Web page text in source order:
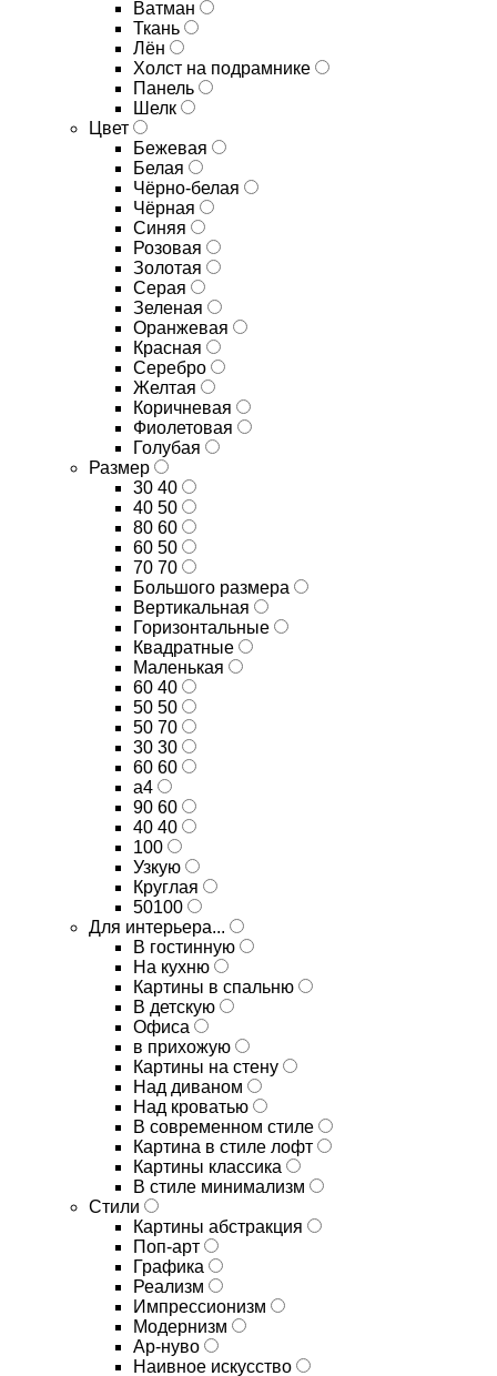
Ватман
Ткань
Лён
Холст на подрамнике
Панель
Шелк
Цвет
Бежевая
Белая
Чёрно-белая
Чёрная
Синяя
Розовая
Золотая
Серая
Зеленая
Оранжевая
Красная
Серебро
Желтая
Коричневая
Фиолетовая
Голубая
Размер
30 40
40 50
80 60
60 50
70 70
Большого размера
Вертикальная
Горизонтальные
Квадратные
Маленькая
60 40
50 50
50 70
30 30
60 60
а4
90 60
40 40
100
Узкую
Круглая
50100
Для интерьера...
В гостинную
На кухню
Картины в спальню
В детскую
Офиса
в прихожую
Картины на стену
Над диваном
Над кроватью
В современном стиле
Картина в стиле лофт
Картины классика
В стиле минимализм
Стили
Картины абстракция
Поп-арт
Графика
Реализм
Импрессионизм
Модернизм
Ар-нуво
Наивное искусство